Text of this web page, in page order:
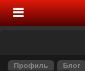
Профиль Блог